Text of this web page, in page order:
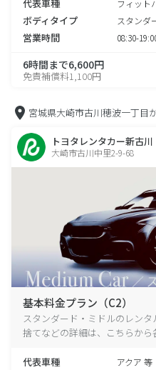
代表車種 フィット
ボディタイプ スタンダ
営業時間 08:30-
6時間まで6,600円
免責補償料1,100円
宮城県大崎市古川穂波一丁目
トヨタレンタカー新古川
大崎市古川中里2-9-68
基本料金プラン（C2）
スタンダード・ミドルのレン
捨てなどの詳細は、こちらから
代表車種 アクア 等